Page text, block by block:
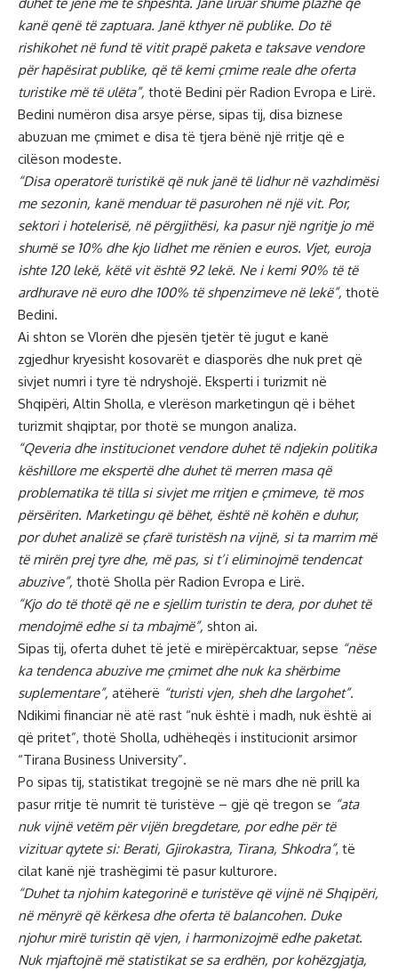
kanë qenë të zaptuara. Janë kthyer në publike. Do të
rishikohet në fund të vitit prapë paketa e taksave vendore
për hapësirat publike, që të kemi çmime reale dhe oferta
turistike më të ulëta”, thotë Bedini për Radion Evropa e Lirë.
Bedini numëron disa arsye përse, sipas tij, disa biznese
abuzuan me çmimet e disa të tjera bënë një rritje që e
cilëson modeste.
“Disa operatorë turistikë që nuk janë të lidhur në vazhdimësi
me sezonin, kanë menduar të pasurohen në një vit. Por,
sektori i hotelerisë, në përgjithësi, ka pasur një ngritje jo më
shumë se 10% dhe kjo lidhet me rënien e euros. Vjet, euroja
ishte 120 lekë, këtë vit është 92 lekë. Ne i kemi 90% të të
ardhurave në euro dhe 100% të shpenzimeve në lekë”, thotë
Bedini.
Ai shton se Vlorën dhe pjesën tjetër të jugut e kanë
zgjedhur kryesisht kosovarët e diasporës dhe nuk pret që
sivjet numri i tyre të ndryshojë. Eksperti i turizmit në
Shqipëri, Altin Sholla, e vlerëson marketingun që i bëhet
turizmit shqiptar, por thotë se mungon analiza.
“Qeveria dhe institucionet vendore duhet të ndjekin politika
këshillore me ekspertë dhe duhet të merren masa që
problematika të tilla si sivjet me rritjen e çmimeve, të mos
përsëriten. Marketingu që bëhet, është në kohën e duhur,
por duhet analizë se çfarë turistësh na vijnë, si ta marrim më
të mirën prej tyre dhe, më pas, si t’i eliminojmë tendencat
abuzive”, thotë Sholla për Radion Evropa e Lirë.
“Kjo do të thotë që ne e sjellim turistin te dera, por duhet të
mendojmë edhe si ta mbajmë”, shton ai.
Sipas tij, oferta duhet të jetë e mirëpërcaktuar, sepse “nëse
ka tendenca abuzive me çmimet dhe nuk ka shërbime
suplementare”, atëherë “turisti vjen, sheh dhe largohet”.
Ndikimi financiar në atë rast “nuk është i madh, nuk është ai
që pritet”, thotë Sholla, udhëheqës i institucionit arsimor
“Tirana Business University”.
Po sipas tij, statistikat tregojnë se në mars dhe në prill ka
pasur rritje të numrit të turistëve – gjë që tregon se “ata
nuk vijnë vetëm për vijën bregdetare, por edhe për të
vizituar qytete si: Berati, Gjirokastra, Tirana, Shkodra”, të
cilat kanë një trashëgimi të pasur kulturore.
“Duhet ta njohim kategorinë e turistëve që vijnë në Shqipëri,
në mënyrë që kërkesa dhe oferta të balancohen. Duke
njohur mirë turistin që vjen, i harmonizojmë edhe paketat.
Nuk mjaftojnë më statistikat se sa erdhën, por kohëzgjatja,